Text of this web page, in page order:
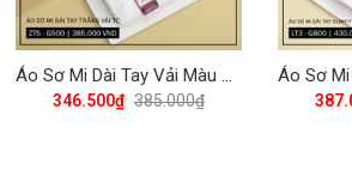
Áo Sơ Mi Dài Tay Vải Màu TC Regular Fit 385 Vĩnh Tiến -ZT5-G500 - Trắng
346.500₫ 385.000₫